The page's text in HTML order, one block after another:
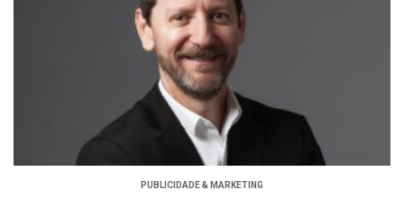
PUBLICIDADE & MARKETING